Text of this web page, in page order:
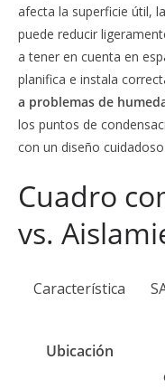
afecta la superficie útil,
puede reducir
a tener en cuenta en
planifica e instala
a problemas de
los puntos de
con un diseño
Cuadro
vs.
Característica
Ubicación